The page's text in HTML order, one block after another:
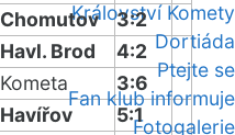
Království Komety
Dortiáda
Ptejte se
Fan klub informuje
Fotogalerie
Chomutov
3:2
Havl. Brod
4:2
Kometa
3:6
Havířov
5:1